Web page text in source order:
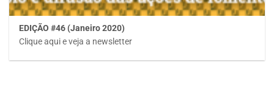
EDIÇÃO #46 (Janeiro 2020)
Clique aqui e veja a newsletter